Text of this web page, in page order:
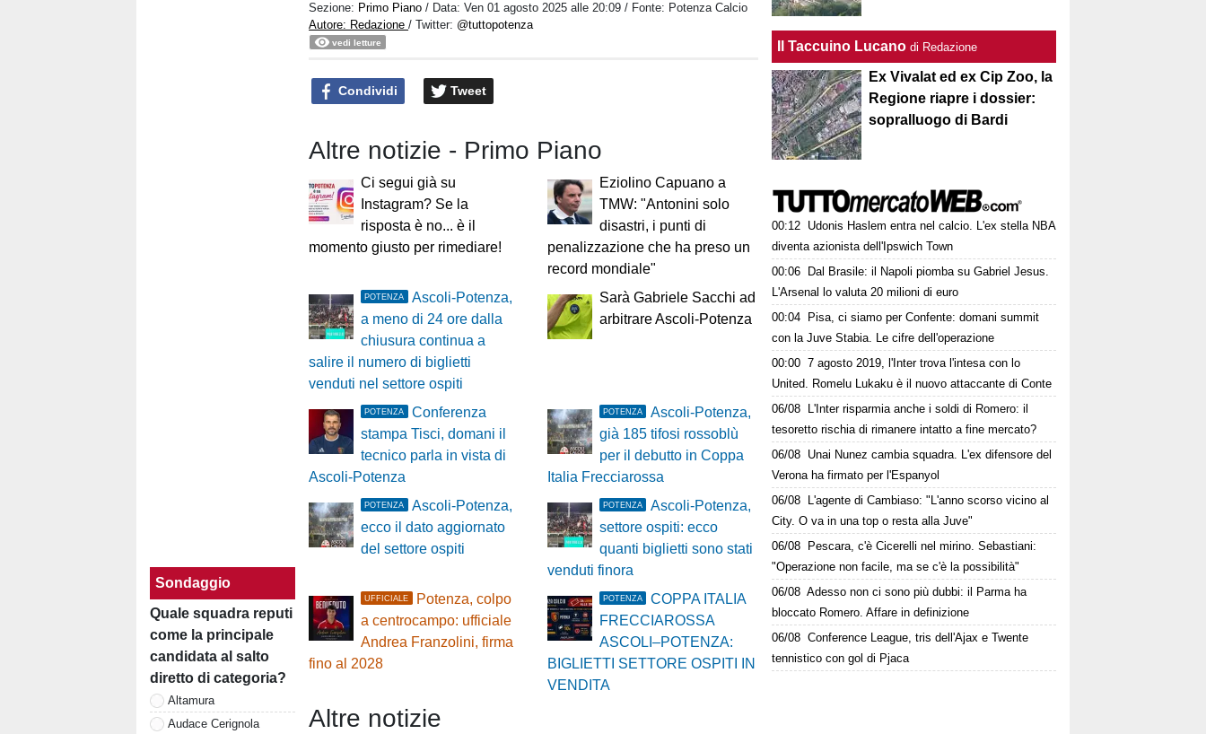
Sondaggio
Quale squadra reputi
come la principale
candidata al salto
diretto di categoria?
Altamura
Audace Cerignola
Sezione: Primo Piano / Data:Ven 01 agosto 2025 alle 20:09 / Fonte: Potenza Calcio
Autore: Redazione/ Twitter: @tuttopotenza
vedi letture
Condividi Tweet
Altre notizie - Primo Piano
Ci segui già su
Instagram? Se la
risposta è no... è il
momento giusto per rimediare!
Eziolino Capuano a
TMW: "Antonini solo
disastri, i punti di
penalizzazione che ha preso un
record mondiale"
POTENZA
Ascoli-Potenza,
a meno di 24 ore dalla
chiusura continua a
salire il numero di biglietti
venduti nel settore ospiti
Sarà Gabriele Sacchi ad
arbitrare Ascoli-Potenza
POTENZA
Conferenza
stampa Tisci, domani il
tecnico parla in vista di
Ascoli-Potenza
POTENZA
Ascoli-Potenza,
già 185 tifosi rossoblù
per il debutto in Coppa
Italia Frecciarossa
POTENZA
Ascoli-Potenza,
ecco il dato aggiornato
del settore ospiti
POTENZA
Ascoli-Potenza,
settore ospiti: ecco
quanti biglietti sono stati
venduti finora
UFFICIALE
Potenza, colpo
a centrocampo: ufficiale
Andrea Franzolini, firma
fino al 2028
POTENZA
COPPA ITALIA
FRECCIAROSSA
ASCOLI–POTENZA:
BIGLIETTI SETTORE OSPITI IN
VENDITA
Altre notizie
Il Taccuino Lucano di Redazione
Ex Vivalat ed ex Cip Zoo, la
Regione riapre i dossier:
sopralluogo di Bardi
00:12 Udonis Haslem entra nel calcio. L'ex stella NBA
diventa azionista dell'Ipswich Town
00:06
Dal Brasile: il Napoli piomba su Gabriel Jesus.
L'Arsenal lo valuta 20 milioni di euro
00:04
Pisa, ci siamo per Confente: domani summit
con la Juve Stabia. Le cifre dell'operazione
00:00 7 agosto 2019, l'Inter trova l'intesa con lo
United. Romelu Lukaku è il nuovo attaccante di Conte
06/08
L'Inter risparmia anche i soldi di Romero: il
tesoretto rischia di rimanere intatto a fine mercato?
06/08 Unai Nunez cambia squadra. L'ex difensore del
Verona ha firmato per l'Espanyol
06/08
L'agente di Cambiaso: "L'anno scorso vicino al
City. O va in una top o resta alla Juve"
06/08
Pescara, c'è Cicerelli nel mirino. Sebastiani:
"Operazione non facile, ma se c'è la possibilità"
06/08 Adesso non ci sono più dubbi: il Parma ha
bloccato Romero. Affare in definizione
06/08 Conference League, tris dell'Ajax e Twente
tennistico con gol di Pjaca